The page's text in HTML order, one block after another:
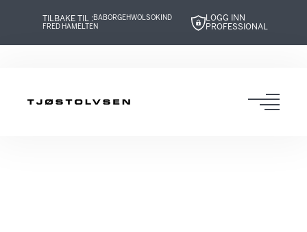
innhold
navigasjon
innhold
navigasjon
TILBAKE TIL :BABORGEHWOLSOKIND
FRED HAMELTEN
LOGG INN
PROFESSIONAL